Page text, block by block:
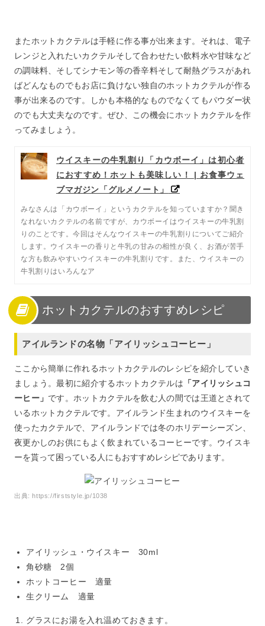
またホットカクテルは手軽に作る事が出来ます。それは、電子
レンジと入れたいカクテルそして合わせたい飲料水や甘味など
の調味料、そしてシナモン等の香辛料そして耐熱グラスがあれ
ばどんなものでもお店に負けない独自のホットカクテルが作る
事が出来るのです。しかも本格的なものでなくてもパウダー状
のでも大丈夫なのです。ぜひ、この機会にホットカクテルを作
ってみましょう。
ウイスキーの牛乳割り「カウボーイ」は初心者
におすすめ！ホットも美味しい！ | お食事ウェ
ブマガジン「グルメノート」
みなさんは「カウボーイ」というカクテルを知っていますか？聞き
なれないカクテルの名前ですが、カウボーイはウイスキーの牛乳割
りのことです。今回はそんなウイスキーの牛乳割りについてご紹介
します。ウイスキーの香りと牛乳の甘みの相性が良く、お酒が苦手
な方も飲みやすいウイスキーの牛乳割りです。また、ウイスキーの
牛乳割りはいろんなア
ホットカクテルのおすすめレシピ
アイルランドの名物「アイリッシュコーヒー」
ここから簡単に作れるホットカクテルのレシピを紹介していき
ましょう。最初に紹介するホットカクテルは 「アイリッシュコ
ーヒー」 です。ホットカクテルを飲む人の間では王道とされて
いるホットカクテルです。アイルランド生まれのウイスキーを
使ったカクテルで、アイルランドでは冬のホリデーシーズン、
夜更かしのお供にもよく飲まれているコーヒーです。ウイスキ
ーを貰って困っている人にもおすすめレシピであります。
出典:https://firststyle.jp/1038
アイリッシュ・ウイスキー 30ml
角砂糖 2個
ホットコーヒー 適量
生クリーム 適量
グラスにお湯を入れ温めておきます。